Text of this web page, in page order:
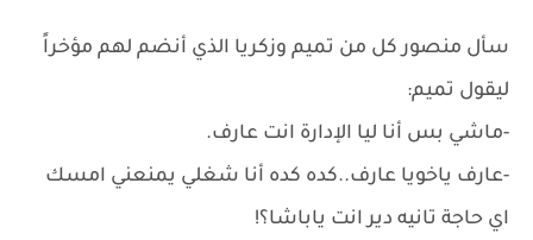
سأل منصور كل من تميم وزكريا الذي أنضم لهم مؤخراً
ليقول تميم:
-ماشي بس أنا ليا الإدارة انت عارف.
-عارف ياخويا عارف..كده كده أنا شغلي يمنعني امسك
اي حاجة تانيه دير انت ياباشا؟!